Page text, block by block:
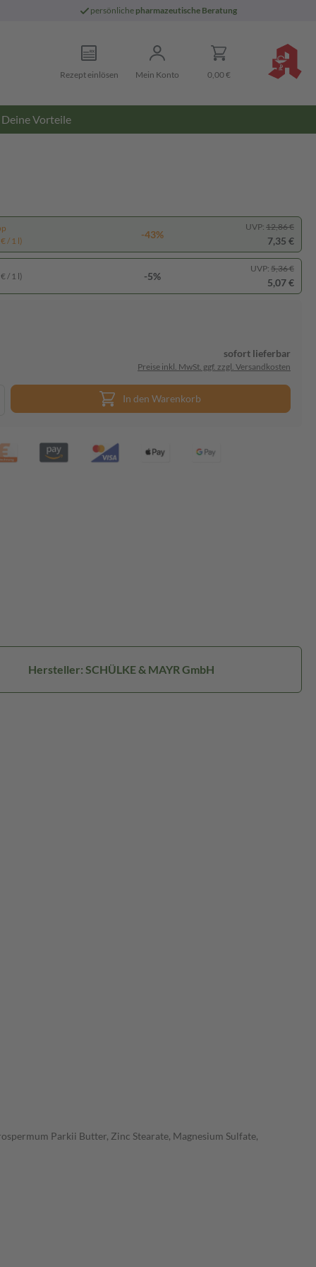
persönliche pharmazeutische Beratung
Rezept einlösen Mein Konto 0,00 €
Deine Vorteile
/ 1 l)
-43%
UVP: 12,86 €
7,35 €
/ 1 l) -5%
UVP: 5,36 €
5,07 €
sofort lieferbar
Preise inkl. MwSt. ggf. zzgl. Versandkosten
In den Warenkorb
Hersteller: SCHÜLKE & MAYR GmbH
Parkii Butter, Zinc Stearate, Magnesium Sulfate,